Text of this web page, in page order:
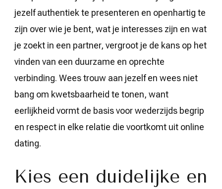
jezelf authentiek te presenteren en openhartig te
zijn over wie je bent, wat je interesses zijn en wat
je zoekt in een partner, vergroot je de kans op het
vinden van een duurzame en oprechte
verbinding. Wees trouw aan jezelf en wees niet
bang om kwetsbaarheid te tonen, want
eerlijkheid vormt de basis voor wederzijds begrip
en respect in elke relatie die voortkomt uit online
dating.
Kies een duidelijke en